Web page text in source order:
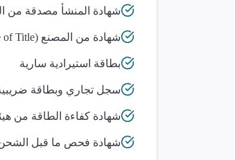
شهادة المنشأ مصدقة من
شهادة من المصنع (Certificate of Title)
بطاقة استيرادية سارية
سجل تجاري وبطاقة
شهادة كفاءة الطاقة من
شهادة فحص ما قبل الشحن